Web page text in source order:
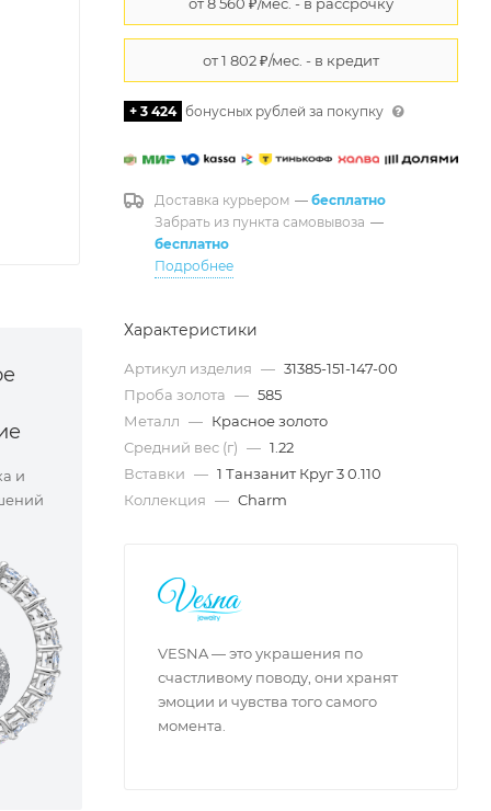
и
+ 3 424 бонусных рублей за покупку
Доставка курьером — бесплатно
Забрать из пункта самовывоза —
бесплатно
Подробнее
Характеристики
Артикул изделия — 31385-151-147-00
Проба золота — 585
Металл — Красное золото
Средний вес (г) — 1.22
Вставки — 1 Танзанит Круг 3 0.110
Коллекция — Charm
VESNA — это украшения по
счастливому поводу, они хранят
эмоции и чувства того самого
момента.